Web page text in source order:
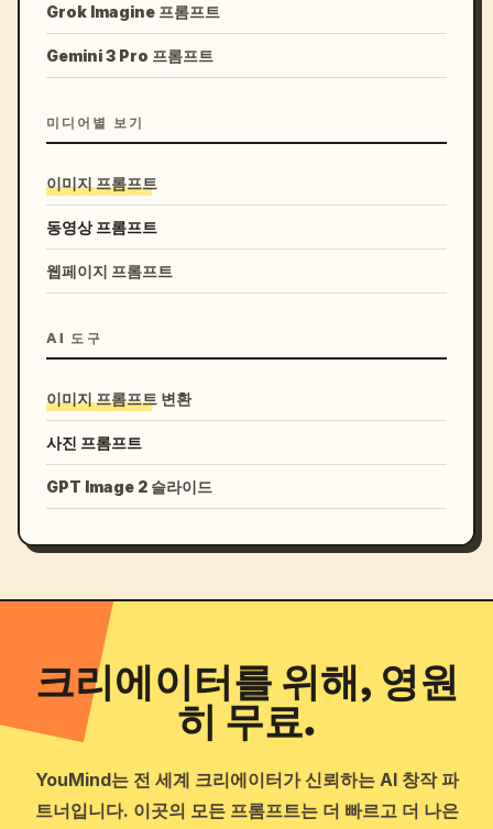
Grok Imagine 프롬프트
Gemini 3 Pro 프롬프트
미디어별 보기
이미지 프롬프트
동영상 프롬프트
웹페이지 프롬프트
AI 도구
이미지 프롬프트 변환
사진 프롬프트
GPT Image 2 슬라이드
크리에이터를 위해, 영원
히 무료.
YouMind는 전 세계 크리에이터가 신뢰하는 AI 창작 파
트너입니다. 이곳의 모든 프롬프트는 더 빠르고 더 나은